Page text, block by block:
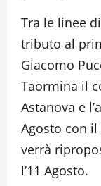
Tra le linee
tributo al
Giacomo
Taormina il
Astanova e
Agosto con
verrà
l’11 Agosto.